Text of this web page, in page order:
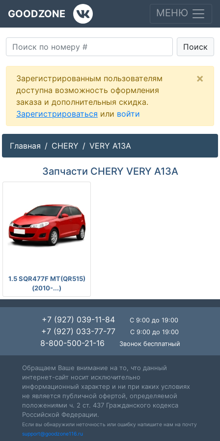
GOODZONE МЕНЮ
Поиск
Зарегистрированным пользователям
доступна возможность оформления
заказа и дополнительныя скидка.
Зарегистрироваться или войти
×
Главная CHERY VERY A13A
Запчасти CHERY VERY A13A
1.5 SQR477F MT(QR515)
(2010-...)
+7 (927) 039-11-84 С 9:00 до 19:00
+7 (927) 033-77-77 С 9:00 до 19:00
8-800-500-21-16 Звонок бесплатный
Обращаем Ваше внимание на то, что данный
интернет-сайт носит исключительно
информационный характер и ни при каких условиях
не является публичной офертой, определяемой
положениями ч. 2 ст. 437 Гражданского кодекса
Российской Федерации.
Если вы обнаружили неточность или ошибку напишите нам на почту
support@goodzone116.ru